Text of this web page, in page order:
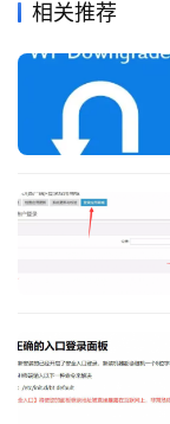
可生成5个备案授
备案授权码
不可以。企
用于售卖。
云服务器计
于3个月的大陆地
相关推荐